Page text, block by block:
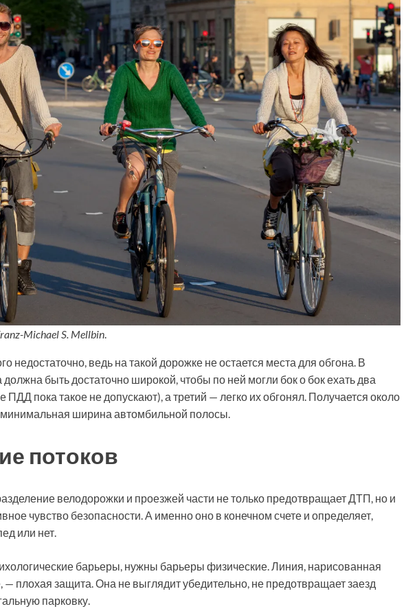
Michael S. Mellbin
недостаточно, ведь на такой дорожке не остается места для обгона. В
быть достаточно широкой, чтобы по ней могли бок о бок ехать два
ПДД пока такое не допускают), а третий — легко их обгонял. Получается около
ширина автомбильной полосы.
потоков
велодорожки и проезжей части не только предотвращает ДТП, но и
чувство безопасности. А именно оно в конечном счете и определяет,
или нет.
барьеры, нужны барьеры физические. Линия, нарисованная
— плохая защита. Она не выглядит убедительно, не предотвращает заезд
парковку.